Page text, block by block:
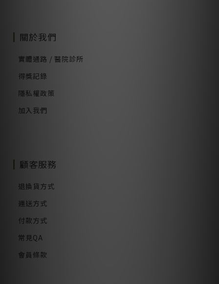
關於我們
實體通路 / 醫院診所
得獎記錄
隱私權政策
加入我們
顧客服務
退換貨方式
運送方式
付款方式
常見QA
會員條款